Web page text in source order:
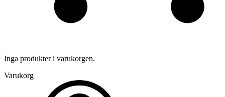
Inga produkter i varukorgen.
Varukorg